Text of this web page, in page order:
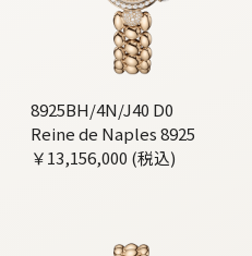
8925BH/4N/J40 D0
Reine de Naples 8925
￥13,156,000 (税込)